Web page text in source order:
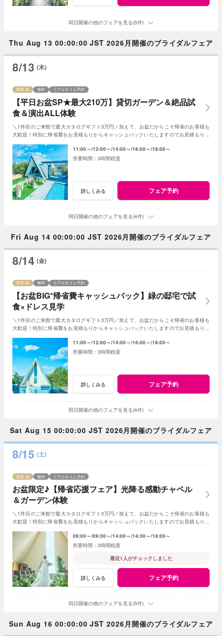
同日開催の他のフェアを見る(5件)
Thu Aug 13 00:00:00 JST 2026月開催のブライダルフェア
8/13 (木)
【平日お盆SP★最大210万】貸切ガーデン＆絶品試
食＆演出ALL体験
残席 無料 リアルタイム予約
＼1件目のご来館で最大カタログギフト3万円／加えて、お盆だからこそ帰省のお客様も
大歓迎！特別に帰省費をお見積もりからキャッシュバックいたしますのでお見積もり作
11:00～ 12:00～ 14:00～ 16:00～ 18:00～
3時間程度
詳しくみる フェア予約
同日開催の他のフェアを見る(4件)
Fri Aug 14 00:00:00 JST 2026月開催のブライダルフェア
8/14 (金)
【お盆BIG*帰省費キャッシュバック】緑の邸宅で試
食×ドレス見学
残席 無料 リアルタイム予約
＼1件目のご来館で最大カタログギフト3万円／加えて、お盆だからこそ帰省のお客様も
大歓迎！特別に帰省費をお見積もりからキャッシュバックいたしますのでお見積もり作
11:00～ 12:00～ 14:00～ 16:00～ 18:00～
3時間程度
詳しくみる フェア予約
同日開催の他のフェアを見る(4件)
Sat Aug 15 00:00:00 JST 2026月開催のブライダルフェア
8/15 (土)
お盆限定♪【帰省応援フェア】光降る感動チャペル
＆ガーデン体験
残席 無料 リアルタイム予約
＼1件目のご来館で最大カタログギフト3万円／加えて、お盆だからこそ帰省のお客様も
大歓迎！特別に帰省費をお見積もりからキャッシュバックいたしますのでお見積もり作
09:00～ 09:30～ 14:00～ 14:30～ 18:00～
3時間程度
最近1人がチェックしました
詳しくみる フェア予約
同日開催の他のフェアを見る(5件)
Sun Aug 16 00:00:00 JST 2026月開催のブライダルフェア